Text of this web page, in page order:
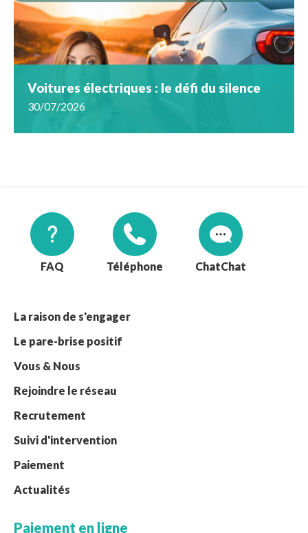
Voitures électriques : le défi du silence
30/07/2026
FAQ Téléphone Chat
La raison de s'engager
Le pare-brise positif
Vous & Nous
Rejoindre le réseau
Recrutement
Suivi d'intervention
Paiement
Actualités
Paiement en ligne